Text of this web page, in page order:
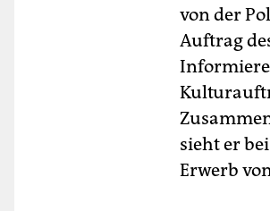
von der
Auftrag
sieht er
Erwerb